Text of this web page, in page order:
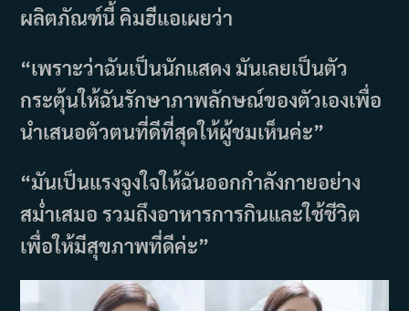
ผลิตภัณฑ์นี้ คิมฮีแอเผยว่า
“เพราะว่าฉันเป็นนักแสดง มันเลยเป็นตัว
กระตุ้นให้ฉันรักษาภาพลักษณ์ของตัวเองเพื่อ
นำเสนอตัวตนที่ดีที่สุดให้ผู้ชมเห็นค่ะ”
“มันเป็นแรงจูงใจให้ฉันออกกำลังกายอย่าง
สม่ำเสมอ รวมถึงอาหารการกินและใช้ชีวิต
เพื่อให้มีสุขภาพที่ดีค่ะ”